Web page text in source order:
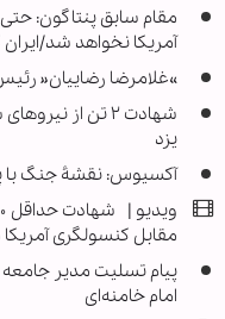
مقام سابق پنتاگون:
آمریکا نخواهد شد/ایران
»غلامرضا رضاییان«
شهادت ۲ تن از
یزد
آکسیوس: نقشۀ جنگ با
مقابل کنسولگری
پیام تسلیت مدیر جامعه
امام خامنه‌ای